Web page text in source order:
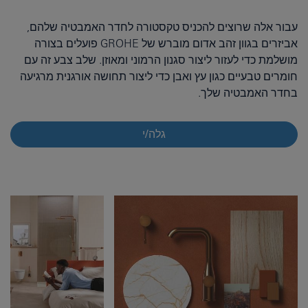
עבור אלה שרוצים להכניס טקסטורה לחדר האמבטיה שלהם,
אביזרים בגוון זהב אדום מוברש של GROHE פועלים בצורה
מושלמת כדי לעזור ליצור סגנון הרמוני ומאוזן. שלב צבע זה עם
חומרים טבעיים כגון עץ ואבן כדי ליצור תחושה אורגנית מרגיעה
בחדר האמבטיה שלך.
גלה/י